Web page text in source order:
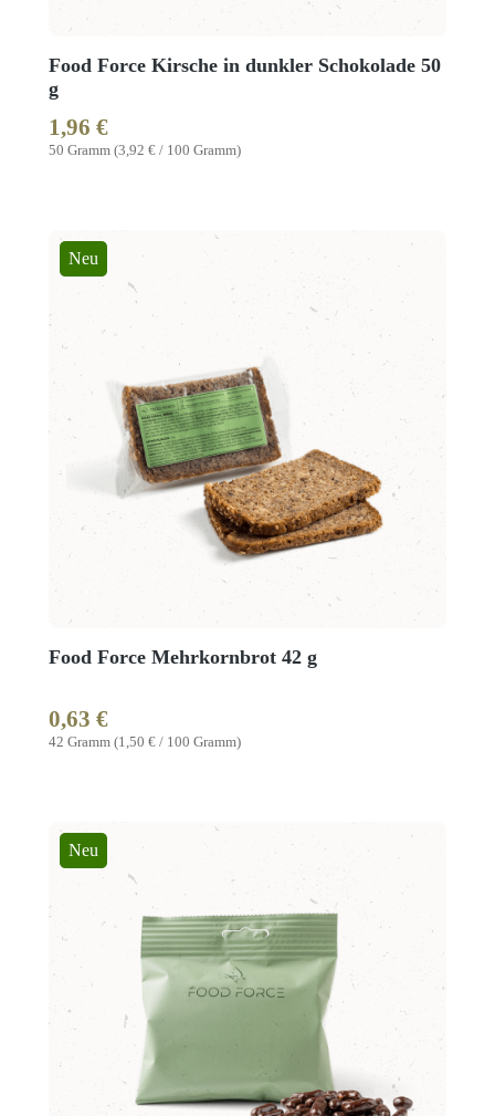
Food Force Kirsche in dunkler Schokolade 50
g
50 Gramm (3,92 € / 100 Gramm)
Regulärer Preis:
1,96 €
Neu
Food Force Mehrkornbrot 42 g
42 Gramm (1,50 € / 100 Gramm)
Regulärer Preis:
0,63 €
Neu